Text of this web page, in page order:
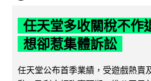
任天堂多收關稅不
想卻惹集體訴訟
任天堂公布首季業績，受遊戲熱賣